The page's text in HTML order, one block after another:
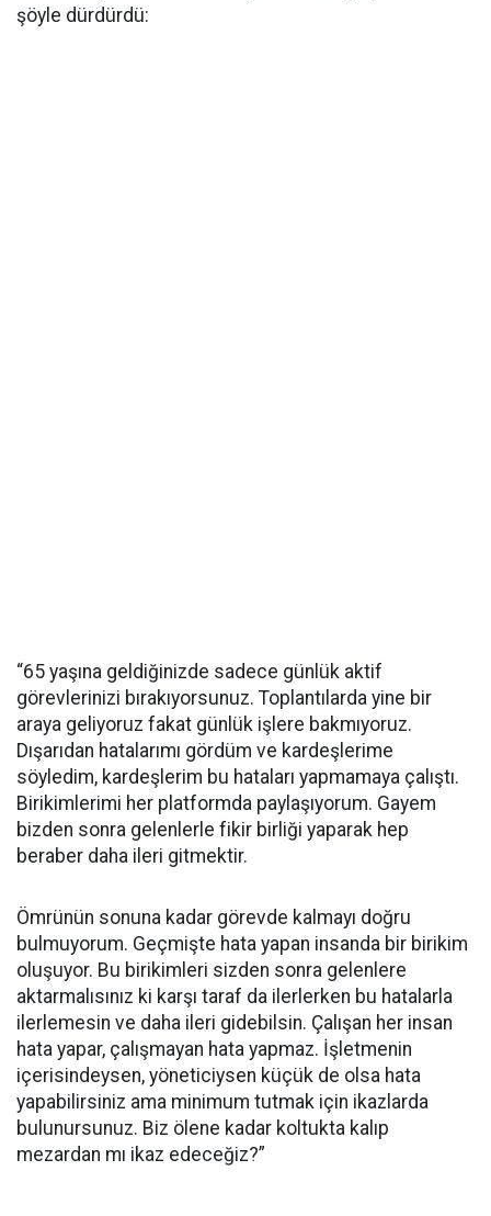
şöyle dürdürdü:
“65 yaşına geldiğinizde sadece günlük aktif
görevlerinizi bırakıyorsunuz. Toplantılarda yine bir
araya geliyoruz fakat günlük işlere bakmıyoruz.
Dışarıdan hatalarımı gördüm ve kardeşlerime
söyledim, kardeşlerim bu hataları yapmamaya çalıştı.
Birikimlerimi her platformda paylaşıyorum. Gayem
bizden sonra gelenlerle fikir birliği yaparak hep
beraber daha ileri gitmektir.
Ömrünün sonuna kadar görevde kalmayı doğru
bulmuyorum. Geçmişte hata yapan insanda bir birikim
oluşuyor. Bu birikimleri sizden sonra gelenlere
aktarmalısınız ki karşı taraf da ilerlerken bu hatalarla
ilerlemesin ve daha ileri gidebilsin. Çalışan her insan
hata yapar, çalışmayan hata yapmaz. İşletmenin
içerisindeysen, yöneticiysen küçük de olsa hata
yapabilirsiniz ama minimum tutmak için ikazlarda
bulunursunuz. Biz ölene kadar koltukta kalıp
mezardan mı ikaz edeceğiz?”